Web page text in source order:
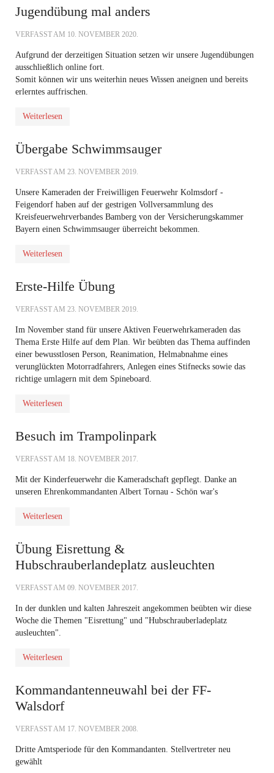
Jugendübung mal anders
VERFASST AM 10. NOVEMBER 2020.
Aufgrund der derzeitigen Situation setzen wir unsere Jugendübungen
ausschließlich online fort.
Somit können wir uns weiterhin neues Wissen aneignen und bereits
erlerntes auffrischen.
Weiterlesen
Übergabe Schwimmsauger
VERFASST AM 23. NOVEMBER 2019.
Unsere Kameraden der Freiwilligen Feuerwehr Kolmsdorf -
Feigendorf haben auf der gestrigen Vollversammlung des
Kreisfeuerwehrverbandes Bamberg von der Versicherungskammer
Bayern einen Schwimmsauger überreicht bekommen.
Weiterlesen
Erste-Hilfe Übung
VERFASST AM 23. NOVEMBER 2019.
Im November stand für unsere Aktiven Feuerwehrkameraden das
Thema Erste Hilfe auf dem Plan. Wir beübten das Thema auffinden
einer bewusstlosen Person, Reanimation, Helmabnahme eines
verunglückten Motorradfahrers, Anlegen eines Stifnecks sowie das
richtige umlagern mit dem Spineboard.
Weiterlesen
Besuch im Trampolinpark
VERFASST AM 18. NOVEMBER 2017.
Mit der Kinderfeuerwehr die Kameradschaft gepflegt. Danke an
unseren Ehrenkommandanten Albert Tornau - Schön war's
Weiterlesen
Übung Eisrettung &
Hubschrauberlandeplatz ausleuchten
VERFASST AM 09. NOVEMBER 2017.
In der dunklen und kalten Jahreszeit angekommen beübten wir diese
Woche die Themen "Eisrettung" und "Hubschrauberladeplatz
ausleuchten".
Weiterlesen
Kommandantenneuwahl bei der FF-
Walsdorf
VERFASST AM 17. NOVEMBER 2008.
Dritte Amtsperiode für den Kommandanten. Stellvertreter neu
gewählt